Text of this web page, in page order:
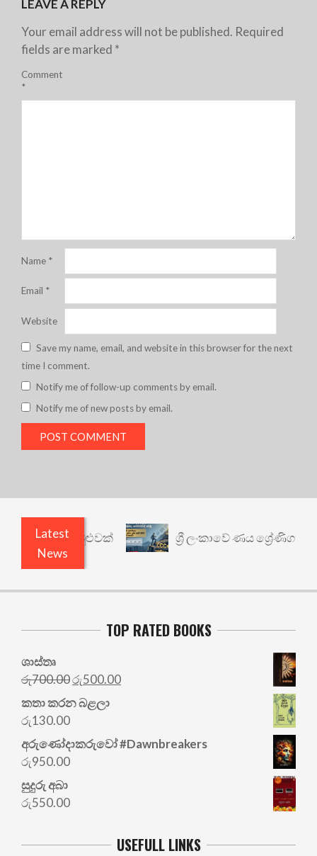
LEAVE A REPLY
Your email address will not be published. Required
fields are marked *
Comment
*
Name *
Email *
Website
Save my name, email, and website in this browser for the next
time I comment.
Notify me of follow-up comments by email.
Notify me of new posts by email.
Latest
News
ශ්‍රී ලංකාවේ ණය ශ්‍රේණිගත කිරීම:
TOP RATED BOOKS
ශාස්තෘ
රු700.00Original
price
was:
රු500.00Current
කතා කරන බළලා
රු130.00
අරු‍ණෝදාකරුවෝ #Dawnbreakers
රු950.00
සුදුරු අබා
රු550.00
USEFULL LINKS